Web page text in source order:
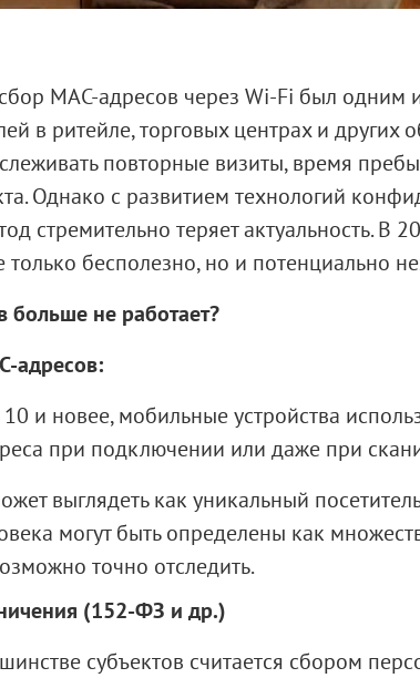
MAC-адресов через Wi-Fi был
в ритейле, торговых центрах и других
повторные визиты, время
Однако с развитием технологий
стремительно теряет актуальность. В
только бесполезно, но и потенциально
больше не работает?
адресов:
и новее, мобильные устройства
при подключении или даже при
выглядеть как уникальный
могут быть определены как
точно отследить.
(152-ФЗ и др.)
субъектов считается сбором